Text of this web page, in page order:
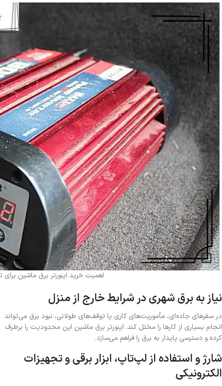
اهمیت خرید اینورتر برق ماشین
نیاز به برق شهری در شرایط خارج از منزل
در سفرهای جاده‌ای، مأموریت‌های کاری یا توقف‌های طولانی، نبود برق می‌تواند
انجام بسیاری از کارها را مختل کند. اینورتر برق ماشین این محدودیت را برطرف
کرده و دسترسی پایدار به برق را فراهم می‌سازد.
شارژ و استفاده از لپ‌تاپ، ابزار برقی و تجهیزات
الکترونیکی